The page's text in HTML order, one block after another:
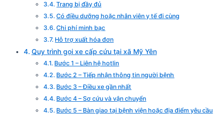
Trang bị đầy đủ
Có điều dưỡng hoặc nhân viên y tế đi cùng
Chi phí minh bạc
Hỗ trợ xuất hóa đơn
Quy trình gọi xe cấp cứu tại xã Mỹ Yên
Bước 1 – Liên hệ hotlin
Bước 2 – Tiếp nhận thông tin người bệnh
Bước 3 – Điều xe gần nhất
Bước 4 – Sơ cứu và vận chuyển
Bước 5 – Bàn giao tại bệnh viện hoặc địa điểm yêu cầu